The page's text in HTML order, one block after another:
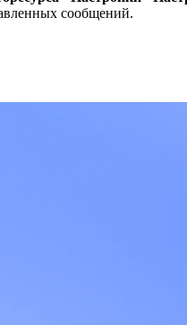
сообщений.